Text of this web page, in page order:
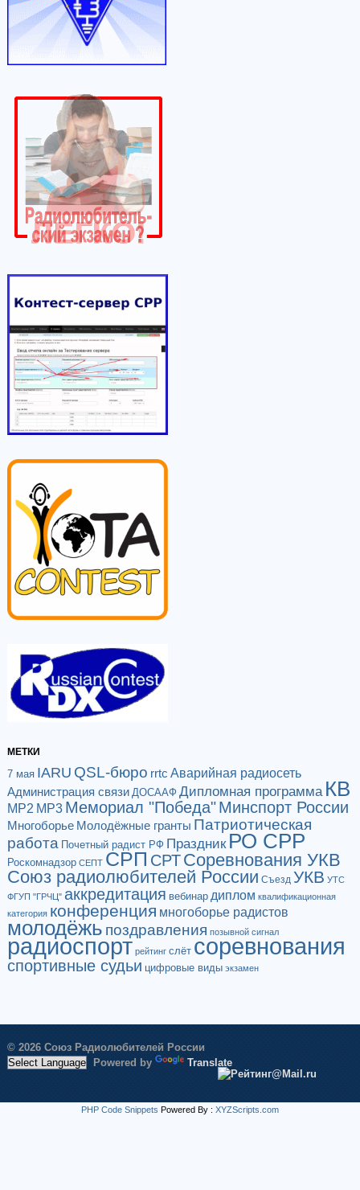
МЕТКИ
7 мая IARU QSL-бюро rrtc Аварийная радиосеть
Администрация связи ДОСААФ Дипломная программа КВ
МР2 МР3 Мемориал "Победа"Минспорт России
Многоборье Молодёжные гранты Патриотическая
работа Почетный радист РФ Праздник РО СРР
Роскомнадзор СЕПТ СРП СРТСоревнования УКВ
Союз радиолюбителей России Съезд УКВ УТС
ФГУП "ГРЧЦ" аккредитация вебинар диплом квалификационная
категория конференция многоборье радистов
молодёжь поздравления позывной сигнал
радиоспорт рейтинг слёт соревнования
спортивные судьи цифровые виды экзамен
© 2026 Союз Радиолюбителей России
Powered by
Translate
PHP Code Snippets Powered By : XYZScripts.com